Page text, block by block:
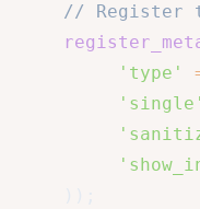
// Register
'type'
'single'